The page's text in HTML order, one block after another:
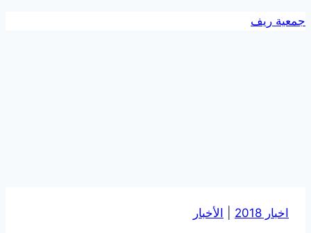
التجاوز
جمعية ريف
اخبار 2018 الأخبار